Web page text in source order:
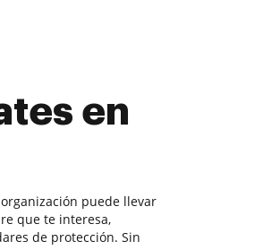
en
puede llevar
que te interesa,
de protección. Sin